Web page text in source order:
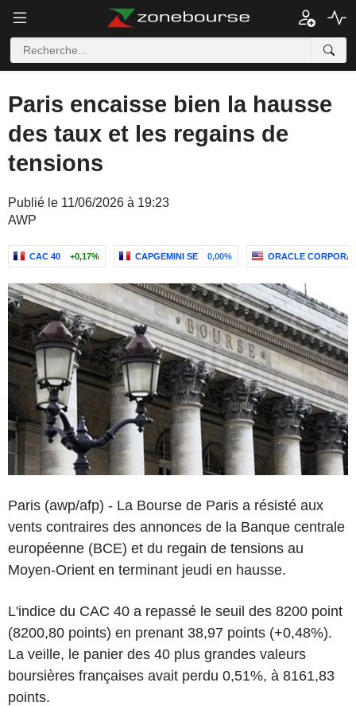
Paris encaisse bien la hausse
des taux et les regains de
tensions
Publié le 11/06/2026 à 19:23
AWP
CAC 40 +0,17% CAPGEMINI SE 0,00% ORACLE
Paris (awp/afp) - La Bourse de Paris a résisté aux
vents contraires des annonces de la Banque centrale
européenne (BCE) et du regain de tensions au
Moyen-Orient en terminant jeudi en hausse.
L'indice du CAC 40 a repassé le seuil des 8200 point
(8200,80 points) en prenant 38,97 points (+0,48%).
La veille, le panier des 40 plus grandes valeurs
boursières françaises avait perdu 0,51%, à 8161,83
points.